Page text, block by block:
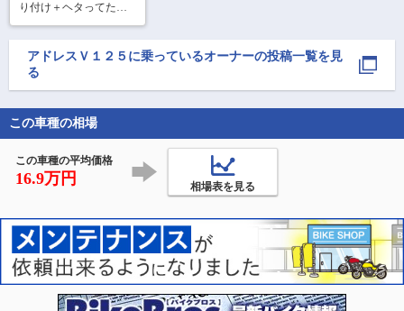
り付け＋ヘタってたリ
アサス交換！YSS製安
いけど良さそう！原付
二種ツーリングしたい
なぁ誰か誘って🥹
アドレスＶ１２５ に乗っているオーナーの投稿一覧を見
る
この車種の相場
この車種の平均価格
16.9万円 相場表を見る